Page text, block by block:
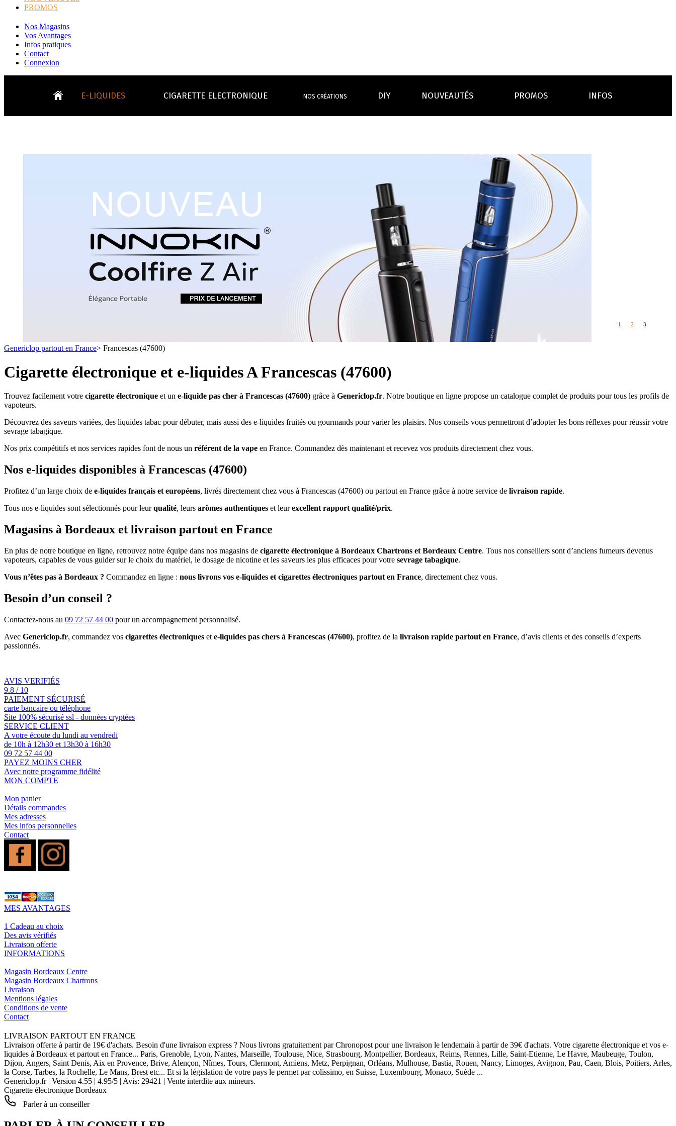
PROMOS
Nos Magasins
Vos Avantages
Infos pratiques
Contact
Connexion
E-LIQUIDES
Boosters
TOUS LES E-LIQUIDES
- VÉGÉTAL/NATUREL
- SELS DE NICOTINE
- FORMATS ÉCONOMIQUES
- LES PLUS VENDUS
- LES PACKS PROMOS
- RECHERCHE AVANCÉE
MAXI FORMATS
100ml et +
GRANDS FORMATS
50ml
PETITS FORMATS
CIGARETTE ELECTRONIQUE
Formats classiques
Formats Boxs
simple d'emploi
Toutes les marques
Eleaf, Aspire,
Smok, Innokin, Joyetech ...
LES MINI-CLOPES
Pods & Formats Poche
Les Accus
piles
pour boxs
Toutes les Résistances
coils, têtes d’atomiseurs,
Les cartouches
pour pods
RBA Reconstructible
Drip Tip
embouts, becs
Chargeurs
câbles, secteurs
Rangements
étuis, housses
rechange
NOS CRÉATIONS DIY NOUVEAUTÉS PROMOS INFOS
LE BLOG
- INFOS GENERICLOP
- INFOS VAPE
- LES ASTUCES
- FOCUS PRODUIT
- LES MEDECINS
VOS AVANTAGES
Livraison offerte
1 Cadeau au choix
Un problème, une question ?
Quel kit de cigarette choisir ?
Quel E-liquide choisir ?
Quelle Accu choisir ?
Le végétol c'est quoi ?
Voir tout
Emission "C'est dans l'air"
Reportage Vox Pop ARTE
Interview France Bleu Genericlop
1 2 3
Genericlop partout en France> Francescas (47600)
Cigarette électronique et e-liquides A Francescas (47600)
Trouvez facilement votre cigarette électronique et un e-liquide pas cher à Francescas (47600) grâce à Genericlop.fr. Notre boutique en ligne propose un catalogue complet de produits pour tous les profils de
vapoteurs.
Découvrez des saveurs variées, des liquides tabac pour débuter, mais aussi des e-liquides fruités ou gourmands pour varier les plaisirs. Nos conseils vous permettront d’adopter les bons réflexes pour réussir votre
sevrage tabagique.
Nos prix compétitifs et nos services rapides font de nous un référent de la vape en France. Commandez dès maintenant et recevez vos produits directement chez vous.
Nos e-liquides disponibles à Francescas (47600)
Profitez d’un large choix de e-liquides français et européens, livrés directement chez vous à Francescas (47600) ou partout en France grâce à notre service de livraison rapide.
Tous nos e-liquides sont sélectionnés pour leurqualité, leurs arômes authentiques et leurexcellent rapport qualité/prix.
Magasins à Bordeaux et livraison partout en France
En plus de notre boutique en ligne, retrouvez notre équipe dans nos magasins de cigarette électronique à Bordeaux Chartrons et Bordeaux Centre. Tous nos conseillers sont d’anciens fumeurs devenus
vapoteurs, capables de vous guider sur le choix du matériel, le dosage de nicotine et les saveurs les plus efficaces pour votre sevrage tabagique.
Vous n’êtes pas à Bordeaux ? Commandez en ligne : nous livrons vos e-liquides et cigarettes électroniques partout en France, directement chez vous.
Besoin d’un conseil ?
Contactez-nous au 09 72 57 44 00 pour un accompagnement personnalisé.
Avec Genericlop.fr, commandez vos cigarettes électroniques et e-liquides pas chers à Francescas (47600), profitez de la livraison rapide partout en France, d’avis clients et des conseils d’experts
passionnés.
AVIS VERIFIÉS
9.8 / 10
PAIEMENT SÉCURISÉ
carte bancaire ou téléphone
Site 100% sécurisé ssl - données cryptées
SERVICE CLIENT
A votre écoute du lundi au vendredi
de 10h à 12h30 et 13h30 à 16h30
09 72 57 44 00
PAYEZ MOINS CHER
Avec notre programme fidélité
MON COMPTE
Mon panier
Détails commandes
Mes adresses
Mes infos personnelles
Contact
MES AVANTAGES
1 Cadeau au choix
Des avis vérifiés
Livraison offerte
INFORMATIONS
Magasin Bordeaux Centre
Magasin Bordeaux Chartrons
Livraison
Mentions légales
Conditions de vente
Contact
LIVRAISON PARTOUT EN FRANCE
Livraison offerte à partir de 19€ d'achats. Besoin d'une livraison express ? Nous livrons gratuitement par Chronopost pour une livraison le lendemain à partir de 39€ d'achats. Votre cigarette électronique et vos e-
liquides à Bordeaux et partout en France... Paris, Grenoble, Lyon, Nantes, Marseille, Toulouse, Nice, Strasbourg, Montpellier, Bordeaux, Reims, Rennes, Lille, Saint-Etienne, Le Havre, Maubeuge, Toulon,
Dijon, Angers, Saint Denis, Aix en Provence, Brive, Alençon, Nîmes, Tours, Clermont, Amiens, Metz, Perpignan, Orléans, Mulhouse, Bastia, Rouen, Nancy, Limoges, Avignon, Pau, Caen, Blois, Poitiers, Arles,
la Corse, Tarbes, la Rochelle, Le Mans, Brest etc... Et si la législation de votre pays le permet par colissimo, en Suisse, Luxembourg, Monaco, Suède ...
Genericlop.fr| Version 4.55 | 4.95/5 | Avis: 29421 | Vente interdite aux mineurs.
Cigarette électronique Bordeaux
Parler à un conseiller